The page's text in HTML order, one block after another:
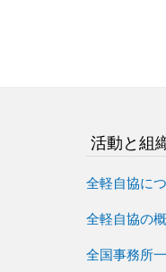
活動と組
全軽自協に
全軽自協の
全国事務所